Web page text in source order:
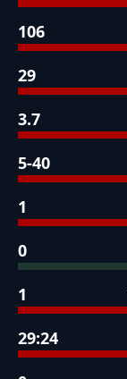
106
29
3.7
5-40
1
0
1
29:24